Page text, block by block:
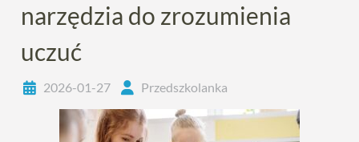
narzędzia do zrozumienia
uczuć
2026-01-27 Przedszkolanka